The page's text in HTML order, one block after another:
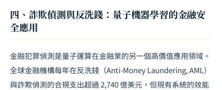
四、詐欺偵測與反洗錢：量子機器學習的金融安
全應用
金融犯罪偵測是量子運算在金融業的另一個高價值應用領域。
全球金融機構每年在反洗錢（Anti-Money Laundering, AML）
與詐欺偵測的合規支出超過 2,740 億美元，但現有系統的效能